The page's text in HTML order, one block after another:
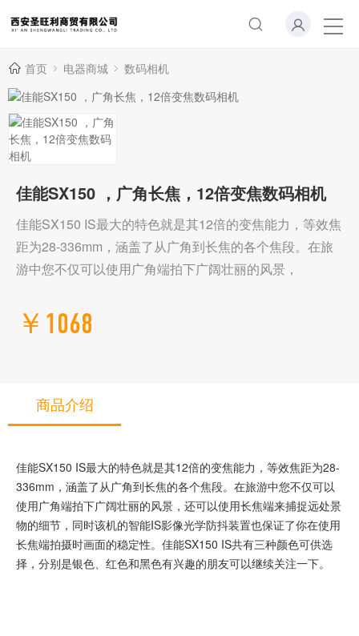
首页 电器商城 数码相机
佳能SX150 ，广角长焦，12倍变焦数码相机
佳能SX150 IS最大的特色就是其12倍的变焦能力，等效焦
距为28-336mm，涵盖了从广角到长焦的各个焦段。在旅
游中您不仅可以使用广角端拍下广阔壮丽的风景，
￥1068
商品介绍
佳能SX150 IS最大的特色就是其12倍的变焦能力，等效焦距为28-
336mm，涵盖了从广角到长焦的各个焦段。在旅游中您不仅可以
使用广角端拍下广阔壮丽的风景，还可以使用长焦端来捕捉远处景
物的细节，同时该机的智能IS影像光学防抖装置也保证了你在使用
长焦端拍摄时画面的稳定性。佳能SX150 IS共有三种颜色可供选
择，分别是银色、红色和黑色有兴趣的朋友可以继续关注一下。